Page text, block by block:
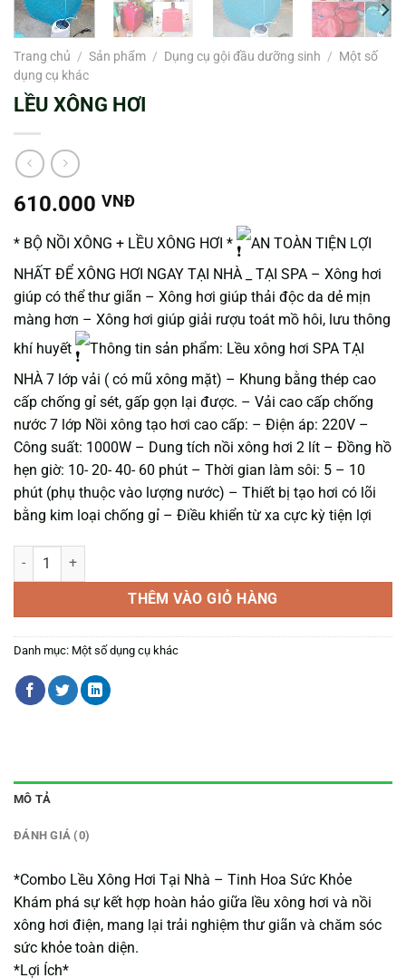
Trang chủ / Sản phẩm / Dụng cụ gội đầu dưỡng sinh / Một số
dụng cụ khác
LỀU XÔNG HƠI
610.000 VNĐ
* BỘ NỒI XÔNG + LỀU XÔNG HƠI *
AN TOÀN TIỆN LỢI
NHẤT ĐỂ XÔNG HƠI NGAY TẠI NHÀ _ TẠI SPA – Xông hơi
giúp có thể thư giãn – Xông hơi giúp thải độc da dẻ mịn
màng hơn – Xông hơi giúp giải rượu toát mồ hôi, lưu thông
khí huyết
Thông tin sản phẩm: Lều xông hơi SPA TẠI
NHÀ 7 lớp vải ( có mũ xông mặt) – Khung bằng thép cao
cấp chống gỉ sét, gấp gọn lại được. – Vải cao cấp chống
nước 7 lớp Nồi xông tạo hơi cao cấp: – Điện áp: 220V –
Công suất: 1000W – Dung tích nồi xông hơi 2 lít – Đồng hồ
hẹn giờ: 10- 20- 40- 60 phút – Thời gian làm sôi: 5 – 10
phút (phụ thuộc vào lượng nước) – Thiết bị tạo hơi có lõi
bằng kim loại chống gỉ – Điều khiển từ xa cực kỳ tiện lợi
LỀU XÔNG HƠI số lượng
THÊM VÀO GIỎ HÀNG
Danh mục: Một số dụng cụ khác
MÔ TẢ
ĐÁNH GIÁ (0)
*Combo Lều Xông Hơi Tại Nhà – Tinh Hoa Sức Khỏe
Khám phá sự kết hợp hoàn hảo giữa lều xông hơi và nồi
xông hơi điện, mang lại trải nghiệm thư giãn và chăm sóc
sức khỏe toàn diện.
*Lợi Ích*